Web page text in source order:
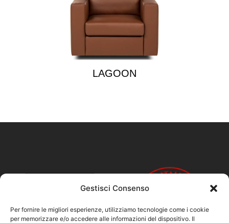
Gestisci Consenso
Per fornire le migliori esperienze, utilizziamo tecnologie come i cookie
per memorizzare e/o accedere alle informazioni del dispositivo. Il
LAGOON